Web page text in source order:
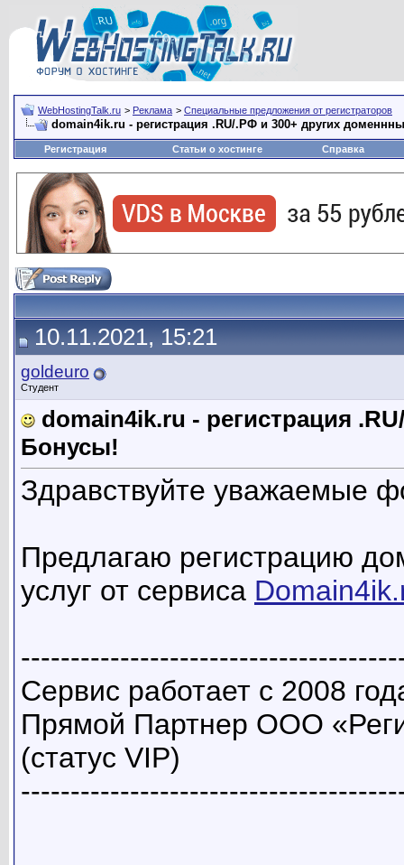
WebHostingTalk.ru > Реклама > Специальные предложения от регистраторов
domain4ik.ru - регистрация .RU/.РФ и 300+ других
Регистрация Статьи о хостинге Справка
10.11.2021, 15:21
goldeuro
Студент
domain4ik.ru - регистрация
Бонусы!
Здравствуйте уважаемые
Предлагаю регистрацию
услуг от сервиса
Сервис работает с 2008
Прямой Партнер ООО
(статус VIP)